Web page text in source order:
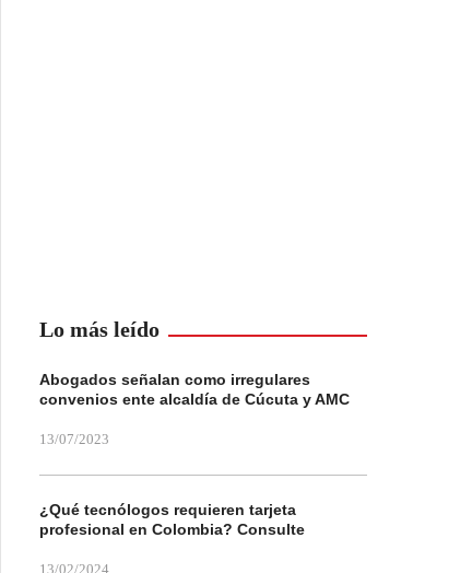
Lo más leído
Abogados señalan como irregulares
convenios ente alcaldía de Cúcuta y AMC
13/07/2023
¿Qué tecnólogos requieren tarjeta
profesional en Colombia? Consulte
13/02/2024